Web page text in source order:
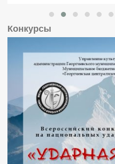
Конкурсы